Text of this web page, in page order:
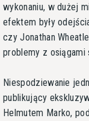
wykonaniu, w dużej
efektem były
czy Jonathan
problemy z osiągami
Niespodziewanie
publikujący
Helmutem Marko,